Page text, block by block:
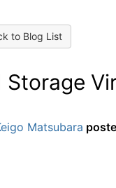
to Blog List
Storage
Matsubara